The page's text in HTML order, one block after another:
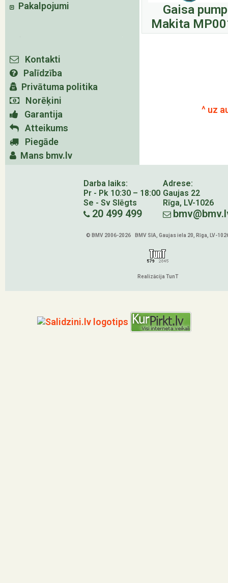
Pakalpojumi
Kontakti
Palīdzība
Privātuma politika
Norēķini
Garantija
Atteikums
Piegāde
Mans bmv.lv
Gaisa
Makita
^ uz
Darba laiks:
Pr - Pk 10:30 – 18:00
Se - Sv Slēgts
20 499 499
Adrese:
Gaujas 22
Rīga, LV-1026
© BMV 2006-2026 BMV SIA, Gaujas iela 20, Rīga, LV-
Realizācija TunT